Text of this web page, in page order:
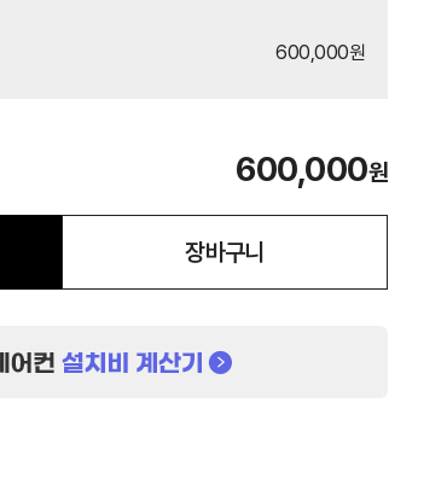
600,000원
600,000원
장바구니